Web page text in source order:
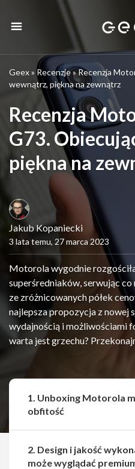
Geex» Recenzje»Recenzja
wewnątrz, piękna na zewnątrz
Recenzja
G73.
piękna na
Jakub Kopaniecki
3 lata temu, 27 marca 2023
Motorola wygodnie
superśredniaków, serwując
ze zróżnicowanych półek
najlepsza propozycja z nowej
wydajnością i możliwościami
warta jest grzechu?
1. Unboxing Motorola
obfitość
2. Design i jakość
może wyglądać